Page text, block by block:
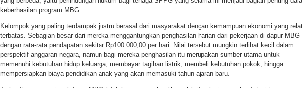
keberhasilan program MBG.
Kelompok yang paling terdampak justru berasal dari masyarakat dengan kemampuan ekonomi yang
terbatas. Sebagian besar dari mereka menggantungkan penghasilan harian dari pekerjaan di dapur MBG
dengan rata-rata pendapatan sekitar Rp100.000,00 per hari. Nilai tersebut mungkin terlihat kecil dalam
perspektif anggaran negara, namun bagi mereka penghasilan itu merupakan sumber utama untuk
memenuhi kebutuhan hidup keluarga, membayar tagihan listrik, membeli kebutuhan pokok, hingga
mempersiapkan biaya pendidikan anak yang akan memasuki tahun ajaran baru.